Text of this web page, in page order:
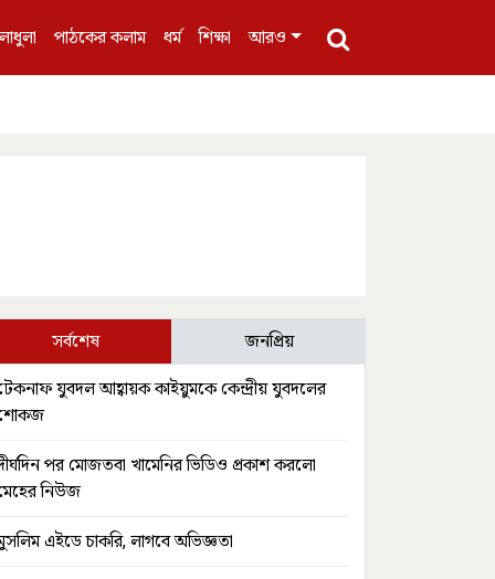
পাঠকের কলাম ধর্ম শিক্ষা আরও
সর্বশেষ জনপ্রিয়
যুবদল আহ্বায়ক কাইয়ুমকে কেন্দ্রীয় যুবদলের
পর মোজতবা খামেনির ভিডিও প্রকাশ করলো
নিউজ
এইডে চাকরি, লাগবে অভিজ্ঞতা